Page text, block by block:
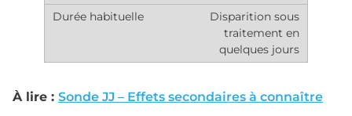
Disparition sous
traitement en
quelques jours
À lire : Sonde JJ – Effets secondaires à connaître